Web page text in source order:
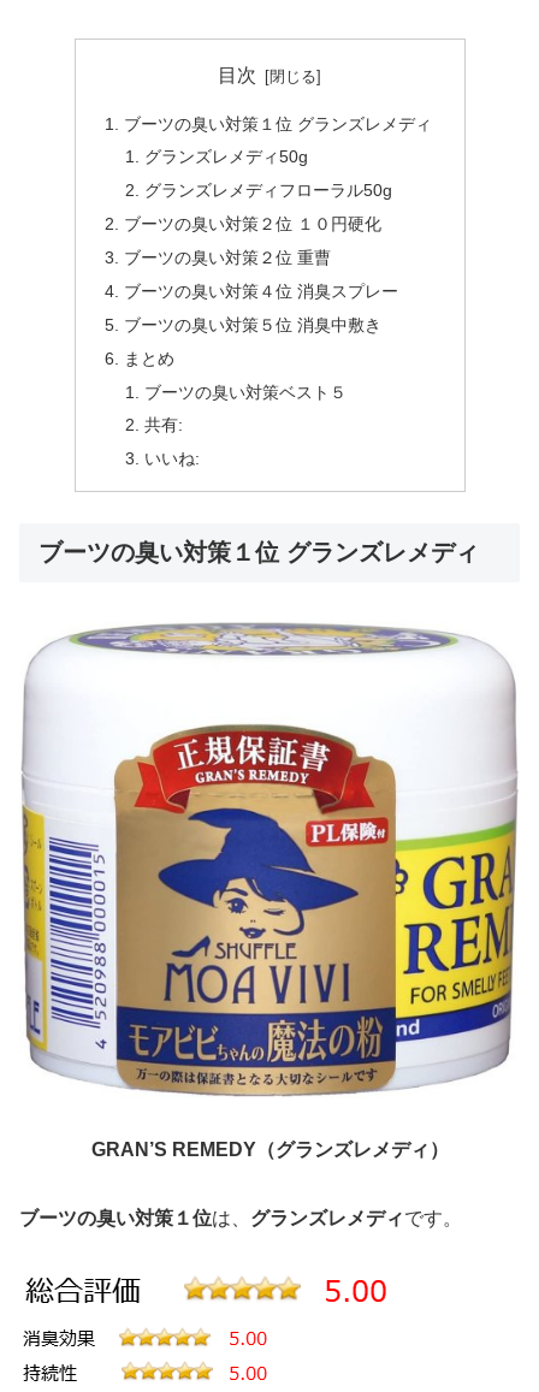
目次
ブーツの臭い対策１位 グランズレメディ
グランズレメディ50g
グランズレメディフローラル50g
ブーツの臭い対策２位 １０円硬化
ブーツの臭い対策２位 重曹
ブーツの臭い対策４位 消臭スプレー
ブーツの臭い対策５位 消臭中敷き
まとめ
ブーツの臭い対策ベスト５
共有:
いいね:
ブーツの臭い対策１位 グランズレメディ
GRAN’S REMEDY（グランズレメディ）
ブーツの臭い対策１位は、 グランズレメディです。